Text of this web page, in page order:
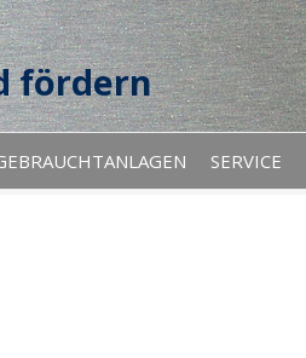
fördern
SERVICE